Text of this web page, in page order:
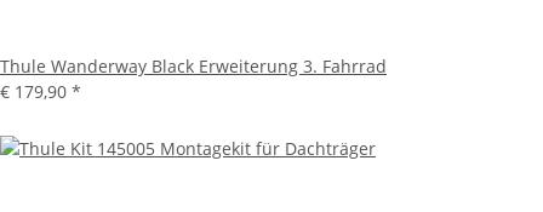
Thule Wanderway Black Erweiterung 3. Fahrrad
€ 179,90 *